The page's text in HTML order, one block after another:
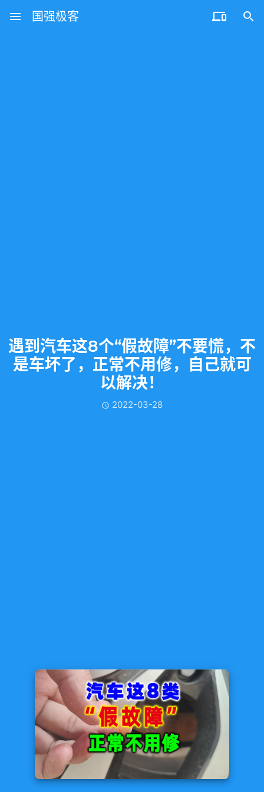
menu 国强极客  
遇到汽车这8个“假故障”不要慌，不
是车坏了，正常不用修，自己就可
以解决！
 2022-03-28